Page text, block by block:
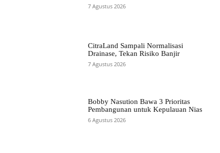
7 Agustus 2026
CitraLand Sampali Normalisasi
Drainase, Tekan Risiko Banjir
7 Agustus 2026
Bobby Nasution Bawa 3 Prioritas
Pembangunan untuk Kepulauan Nias
6 Agustus 2026